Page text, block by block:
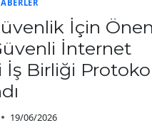
İçin
İnternet
İş Birliği
19/06/2026